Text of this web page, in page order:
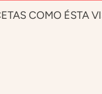
COMO ÉSTA